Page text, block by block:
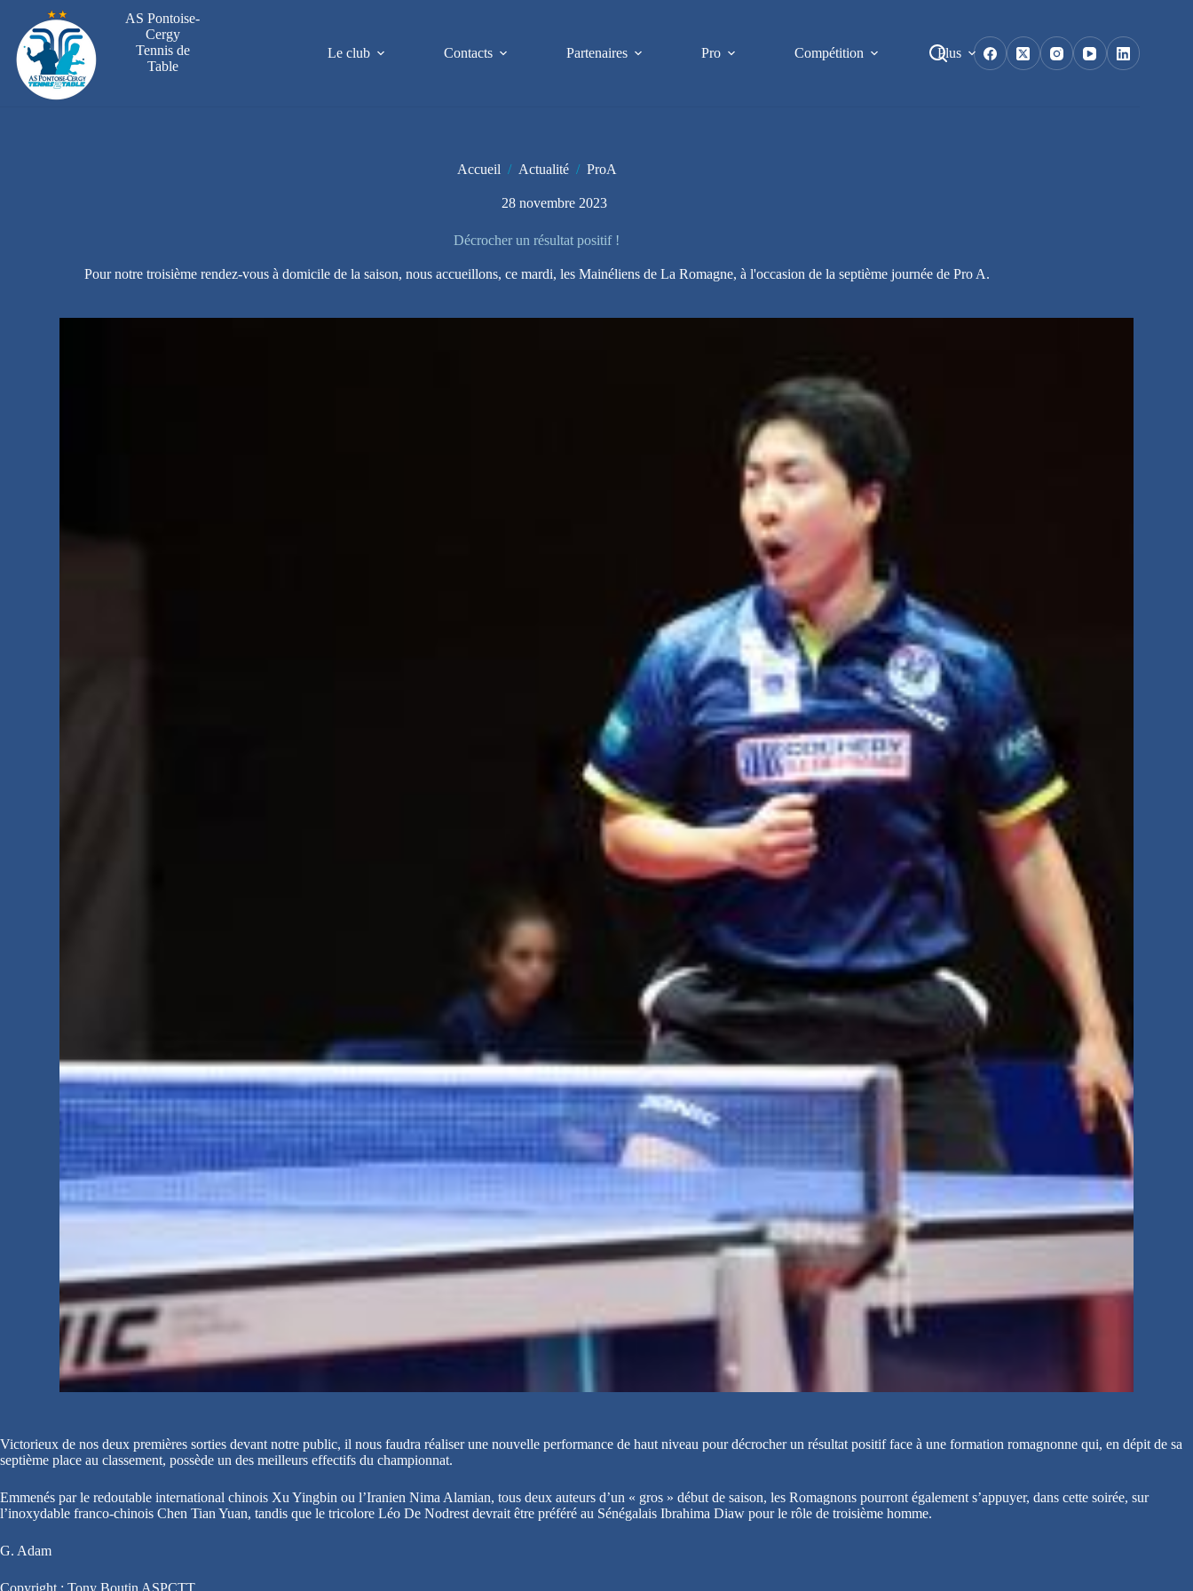
contenu
AS Pontoise-
Cergy
Tennis de
Table
Le club Contacts Partenaires Pro Compétition Plus
Accueil / Actualité / ProA
28 novembre 2023
Décrocher un résultat positif !
Pour notre troisième rendez-vous à domicile de la saison, nous accueillons, ce mardi, les Mainéliens de La Romagne, à l'occasion de la septième journée de Pro A.
Victorieux de nos deux premières sorties devant notre public, il nous faudra réaliser une nouvelle performance de haut niveau pour décrocher un résultat positif face à une formation romagnonne qui, en dépit de sa
septième place au classement, possède un des meilleurs effectifs du championnat.
Emmenés par le redoutable international chinois Xu Yingbin ou l’Iranien Nima Alamian, tous deux auteurs d’un « gros » début de saison, les Romagnons pourront également s’appuyer, dans cette soirée, sur
l’inoxydable franco-chinois Chen Tian Yuan, tandis que le tricolore Léo De Nodrest devrait être préféré au Sénégalais Ibrahima Diaw pour le rôle de troisième homme.
G. Adam
Copyright : Tony Boutin ASPCTT